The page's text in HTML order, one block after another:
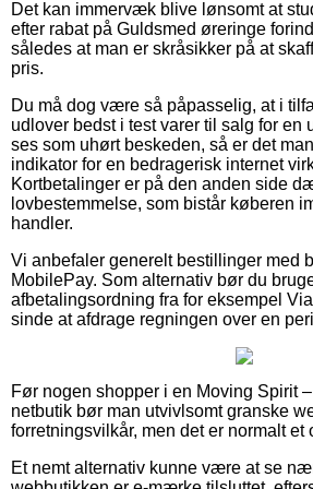
Det kan immervæk blive lønsomt at
efter rabat på Guldsmed øreringe
således at man er skråsikker på at
pris.
Du må dog være så påpasselig, at i
udlover bedst i test varer til salg for en
ses som uhørt beskeden, så er det
indikator for en bedragerisk internet
Kortbetalinger er på den anden side
lovbestemmelse, som bistår køberen
handler.
Vi anbefaler generelt bestillinger med
MobilePay. Som alternativ bør du
afbetalingsordning fra for eksempel
sinde at afdrage regningen over en
Før nogen shopper i en Moving Spirit
netbutik bør man utvivlsomt granske
forretningsvilkår, men det er normalt et
Et nemt alternativ kunne være at se